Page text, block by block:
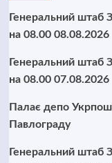
Генеральний штаб
на 08.00 08.08.2026
Генеральний штаб
на 08.00 07.08.2026
Палає депо
Павлограду
Генеральний штаб